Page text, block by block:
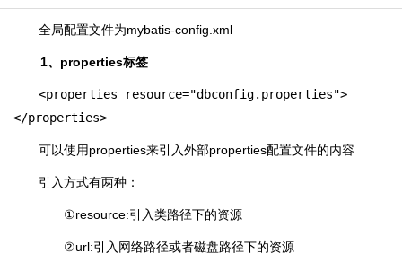
全局配置文件为mybatis-config.xml
1、properties标签
<properties resource="dbconfig.properties">
</properties>
可以使用properties来引入外部properties配置文件的内容
引入方式有两种：
①resource:引入类路径下的资源
②url:引入网络路径或者磁盘路径下的资源